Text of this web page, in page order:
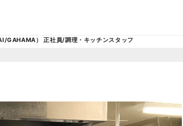
GAHAMA） 正社員/調理・キッチンスタッフ